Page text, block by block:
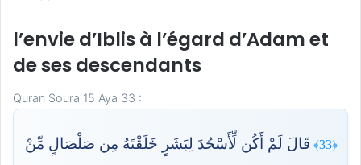
l’envie d’Iblis à l’égard d’Adam et
de ses descendants
Quran Soura 15 Aya 33 :
﴿33﴾
قَالَ لَمْ أَكُن لِّأَسْجُدَ لِبَشَرٍ خَلَقْتَهُ مِن صَلْصَالٍ مِّنْ